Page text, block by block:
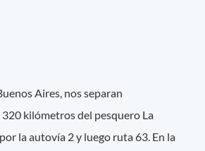
Aires, nos separan
kilómetros del pesquero La
la autovía 2 y luego ruta 63. En la